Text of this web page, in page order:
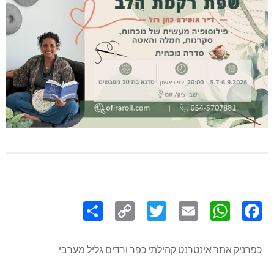
Link
כפרניק אתר אינטרנט קהילתי כפר ורדים גליל מערבי